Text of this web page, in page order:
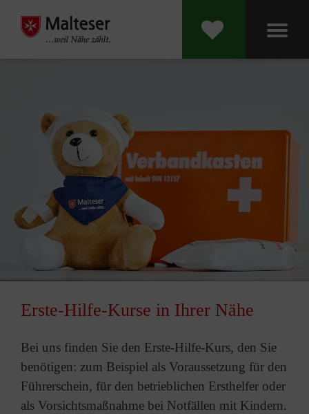
Erste-Hilfe-Kurse in Ihrer Nähe
Bei uns finden Sie den Erste-Hilfe-Kurs, den Sie
benötigen: zum Beispiel als Voraussetzung für den
Führerschein, für den betrieblichen Ersthelfer oder
als Vorsichtsmaßnahme bei Notfällen mit Kindern.